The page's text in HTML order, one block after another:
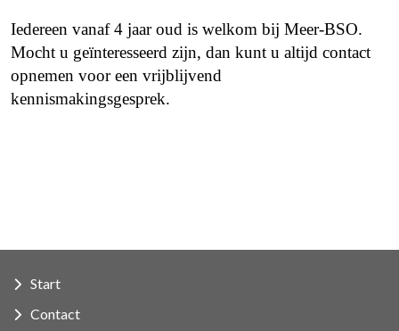
Iedereen vanaf 4 jaar oud is welkom bij Meer-BSO.
Mocht u geïnteresseerd zijn, dan kunt u altijd contact
opnemen voor een vrijblijvend
kennismakingsgesprek.
Start
Contact